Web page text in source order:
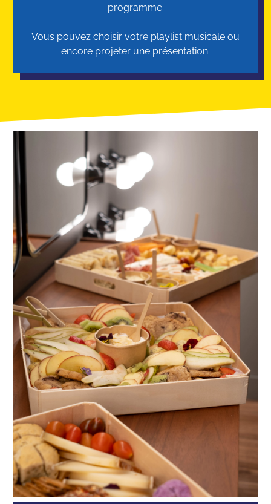
programme.
Vous pouvez choisir votre playlist musicale ou
encore projeter une présentation.